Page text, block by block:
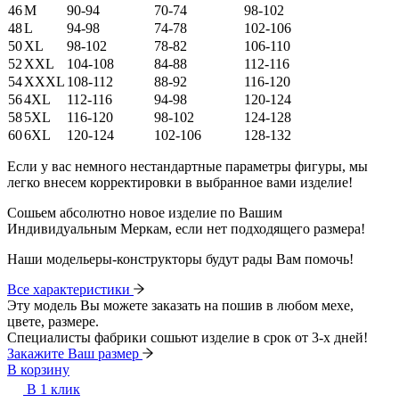
46M 90-94 70-74
98-102
48L 94-98 74-78
102-106
50XL 98-102 78-82
106-110
52 XXL 104-108 84-88
112-116
54XXXL 108-112 88-92
116-120
564XL 112-116 94-98
120-124
585XL 116-120 98-102
124-128
606XL 120-124 102-106 128-132
Если у вас немного нестандартные параметры фигуры, мы
легко внесем корректировки в выбранное вами изделие!
Сошьем абсолютно новое изделие по Вашим
Индивидуальным Меркам, если нет подходящего размера!
Наши модельеры-конструкторы будут рады Вам помочь!
Все характеристики
Эту модель Вы можете заказать на пошив в любом мехе,
цвете, размере.
Специалисты фабрики сошьют изделие в срок от 3-х дней!
Закажите Ваш размер
В корзину
В 1 клик